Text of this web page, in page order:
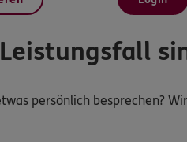
persönlich besprechen?